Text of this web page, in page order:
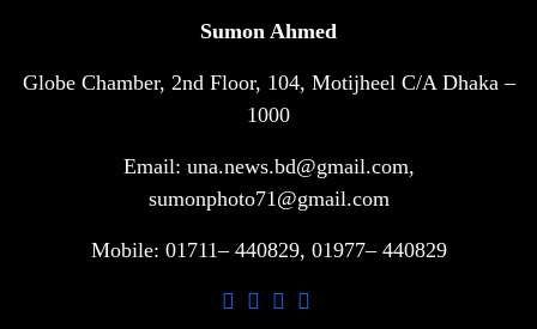
সরকারি ৩শ কেজি বই বিক্রির অভিযোগ
মাদ্রাসা সুপারের বিরুদ্ধে
গাড়ি বিক্রির পর মালিকানা পরিবর্তনে কঠোর
আ.লীগ ও বিএনপির বিরুদ্ধে সমানভাবে
Sumon Ahmed
Globe Chamber, 2nd Floor, 104, Motijheel C/A Dhaka –
1000
Email: una.news.bd@gmail.com,
sumonphoto71@gmail.com
Mobile: 01711– 440829, 01977– 440829